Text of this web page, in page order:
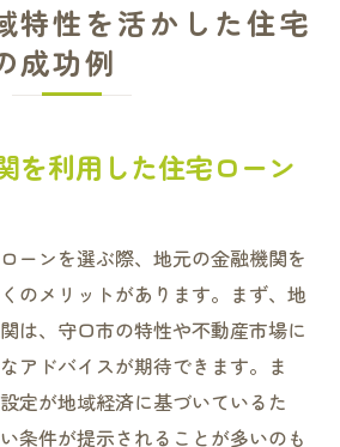
特性を活かした住宅
成功例
を利用した住宅ローン
ーンを選ぶ際、地元の金融機関を
のメリットがあります。まず、地
は、守口市の特性や不動産市場に
アドバイスが期待できます。ま
定が地域経済に基づいているた
条件が提示されることが多いのも